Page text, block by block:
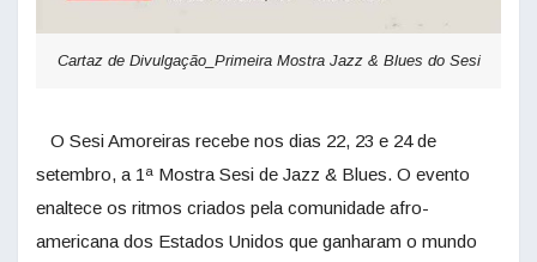
Cartaz de Divulgação_Primeira Mostra Jazz & Blues do Sesi
O Sesi Amoreiras recebe nos dias 22, 23 e 24 de
setembro, a 1ª Mostra Sesi de Jazz & Blues. O evento
enaltece os ritmos criados pela comunidade afro-
americana dos Estados Unidos que ganharam o mundo